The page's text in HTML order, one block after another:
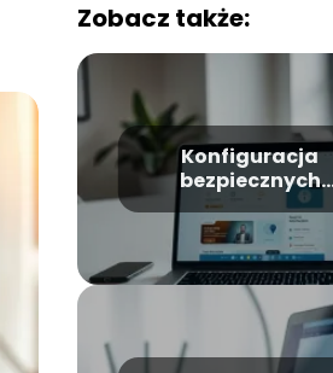
Zobacz także:
Konfiguracja
bezpiecznych
połączeń w
WordPress krok po
kroku